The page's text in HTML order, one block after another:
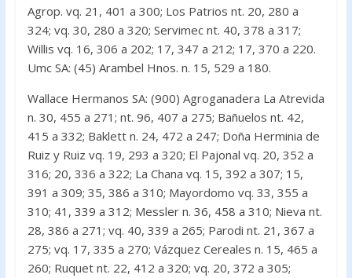
Agrop. vq. 21, 401 a 300; Los Patrios nt. 20, 280 a
324; vq. 30, 280 a 320; Servimec nt. 40, 378 a 317;
Willis vq. 16, 306 a 202; 17, 347 a 212; 17, 370 a 220.
Umc SA: (45) Arambel Hnos. n. 15, 529 a 180.
Wallace Hermanos SA: (900) Agroganadera La Atrevida
n. 30, 455 a 271; nt. 96, 407 a 275; Bañuelos nt. 42,
415 a 332; Baklett n. 24, 472 a 247; Doña Herminia de
Ruiz y Ruiz vq. 19, 293 a 320; El Pajonal vq. 20, 352 a
316; 20, 336 a 322; La Chana vq. 15, 392 a 307; 15,
391 a 309; 35, 386 a 310; Mayordomo vq. 33, 355 a
310; 41, 339 a 312; Messler n. 36, 458 a 310; Nieva nt.
28, 386 a 271; vq. 40, 339 a 265; Parodi nt. 21, 367 a
275; vq. 17, 335 a 270; Vázquez Cereales n. 15, 465 a
260; Ruquet nt. 22, 412 a 320; vq. 20, 372 a 305;